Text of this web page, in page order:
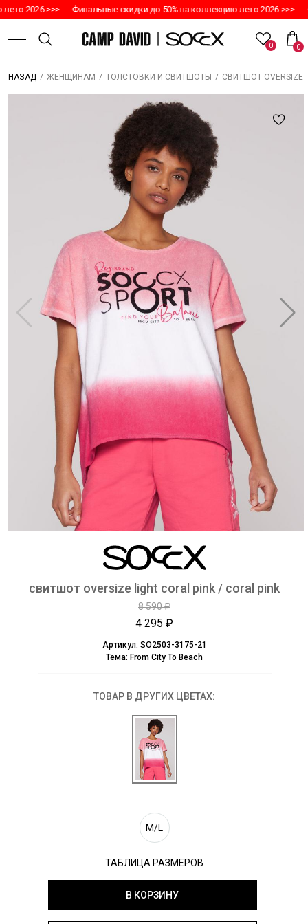
2026 >>> Финальные скидки до 50% на коллекцию лето 2026 >>>
0 0
НАЗАД / ЖЕНЩИНАМ / ТОЛСТОВКИ И СВИТШОТЫ / СВИТШОТ OVERSIZE
свитшот oversize light coral pink / coral pink
8 590 ₽
4 295 ₽
Артикул: SO2503-3175-21
Тема: From City To Beach
ТОВАР В ДРУГИХ ЦВЕТАХ:
M/L
ТАБЛИЦА РАЗМЕРОВ
В КОРЗИНУ